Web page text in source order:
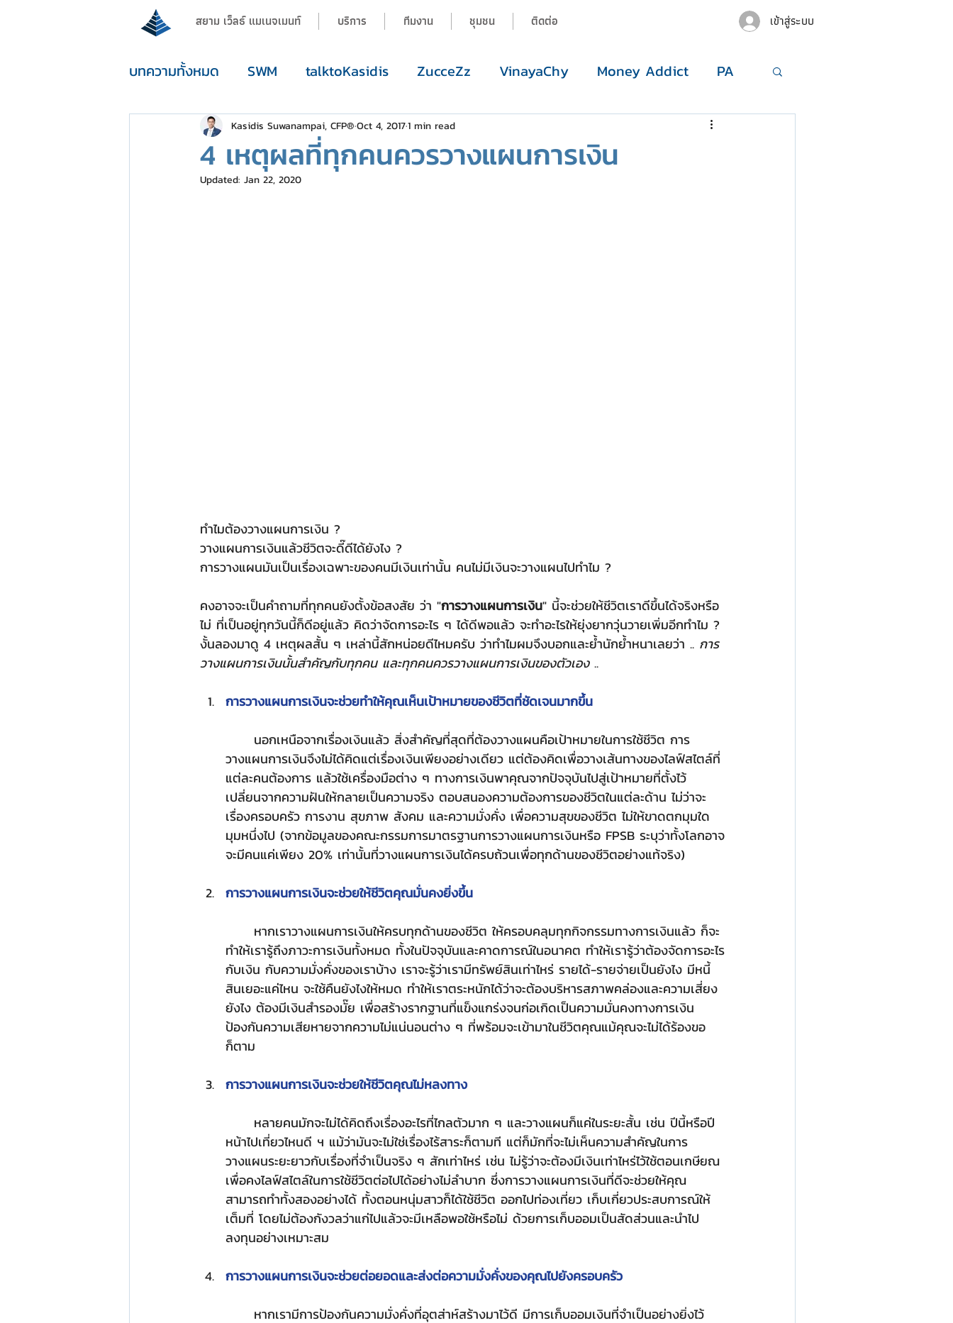
สยาม เว็ลธ์ แมเนจเมนท์ บริการ ทีมงาน ชุมชน ติดต่อ เข้าสู่ระบบ
บทความทั้งหมด SWM talktoKasidis ZucceZz VinayaChy Money Addict PA
enouGh
4 เหตุผลที่ทุกคนควรวางแผนการเงิน
Kasidis Suwanampai, CFP®Oct 4, 20171 min read
Updated: Jan 22, 2020
ทำไมต้องวางแผนการเงิน ?
วางแผนการเงินแล้วชีวิตจะดี๊ดีได้ยังไง ?
การวางแผนมันเป็นเรื่องเฉพาะของคนมีเงินเท่านั้น คนไม่มีเงินจะวางแผนไปทำไม ?
คงอาจจะเป็นคำถามที่ทุกคนยังตั้งข้อสงสัย ว่า "การวางแผนการเงิน" นี้จะช่วยให้ชีวิตเราดีขึ้นได้จริงหรือ
ไม่ ที่เป็นอยู่ทุกวันนี้ก็ดีอยู่แล้ว คิดว่าจัดการอะไร ๆ ได้ดีพอแล้ว จะทำอะไรให้ยุ่งยากวุ่นวายเพิ่มอีกทำไม ?
งั้นลองมาดู 4 เหตุผลสั้น ๆ เหล่านี้สักหน่อยดีไหมครับ ว่าทำไมผมจึงบอกและย้ำนักย้ำหนาเลยว่า .. การ
วางแผนการเงินนั้นสำคัญกับทุกคน และทุกคนควรวางแผนการเงินของตัวเอง ..
การวางแผนการเงินจะช่วยทำให้คุณเห็นเป้าหมายของชีวิตที่ชัดเจนมากขึ้น
วางแผนการเงินจึงไม่ได้คิดแต่เรื่องเงินเพียงอย่างเดียว แต่ต้องคิดเพื่อวางเส้นทางของไลฟ์สไตล์ที่
แต่ละคนต้องการ แล้วใช้เครื่องมือต่าง ๆ ทางการเงินพาคุณจากปัจจุบันไปสู่เป้าหมายที่ตั้งไว้
เปลี่ยนจากความฝันให้กลายเป็นความจริง ตอบสนองความต้องการของชีวิตในแต่ละด้าน ไม่ว่าจะ
เรื่องครอบครัว การงาน สุขภาพ สังคม และความมั่งคั่ง เพื่อความสุขของชีวิต ไม่ให้ขาดตกมุมใด
มุมหนึ่งไป (จากข้อมูลของคณะกรรมการมาตรฐานการวางแผนการเงินหรือ FPSB ระบุว่าทั้งโลกอาจ
จะมีคนแค่เพียง 20% เท่านั้นที่วางแผนการเงินได้ครบถ้วนเพื่อทุกด้านของชีวิตอย่างแท้จริง)
การวางแผนการเงินจะช่วยให้ชีวิตคุณมั่นคงยิ่งขึ้น
ทำให้เรารู้ถึงภาวะการเงินทั้งหมด ทั้งในปัจจุบันและคาดการณ์ในอนาคต ทำให้เรารู้ว่าต้องจัดการอะไร
กับเงิน กับความมั่งคั่งของเราบ้าง เราจะรู้ว่าเรามีทรัพย์สินเท่าไหร่ รายได้-รายจ่ายเป็นยังไง มีหนี้
สินเยอะแค่ไหน จะใช้คืนยังไงให้หมด ทำให้เราตระหนักได้ว่าจะต้องบริหารสภาพคล่องและความเสี่ยง
ยังไง ต้องมีเงินสำรองมั๊ย เพื่อสร้างรากฐานที่แข็งแกร่งจนก่อเกิดเป็นความมั่นคงทางการเงิน
ป้องกันความเสียหายจากความไม่แน่นอนต่าง ๆ ที่พร้อมจะเข้ามาในชีวิตคุณแม้คุณจะไม่ได้ร้องขอ
ก็ตาม
การวางแผนการเงินจะช่วยให้ชีวิตคุณไม่หลงทาง
หน้าไปเที่ยวไหนดี ฯ แม้ว่ามันจะไม่ใช่เรื่องไร้สาระก็ตามที แต่ก็มักที่จะไม่เห็นความสำคัญในการ
วางแผนระยะยาวกับเรื่องที่จำเป็นจริง ๆ สักเท่าไหร่ เช่น ไม่รู้ว่าจะต้องมีเงินเท่าไหร่ไว้ใช้ตอนเกษียณ
เพื่อคงไลฟ์สไตล์ในการใช้ชีวิตต่อไปได้อย่างไม่ลำบาก ซึ่งการวางแผนการเงินที่ดีจะช่วยให้คุณ
สามารถทำทั้งสองอย่างได้ ทั้งตอนหนุ่มสาวก็ได้ใช้ชีวิต ออกไปท่องเที่ยว เก็บเกี่ยวประสบการณ์ให้
เต็มที่ โดยไม่ต้องกังวลว่าแก่ไปแล้วจะมีเหลือพอใช้หรือไม่ ด้วยการเก็บออมเป็นสัดส่วนและนำไป
ลงทุนอย่างเหมาะสม
การวางแผนการเงินจะช่วยต่อยอดและส่งต่อความมั่งคั่งของคุณไปยังครอบครัว